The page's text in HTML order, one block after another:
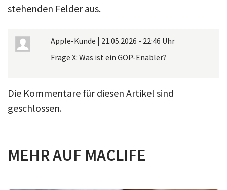
stehenden Felder aus.
Apple-Kunde | 21.05.2026 - 22:46 Uhr
Frage X: Was ist ein GOP-Enabler?
Die Kommentare für diesen Artikel sind
geschlossen.
MEHR AUF MACLIFE